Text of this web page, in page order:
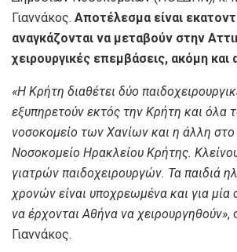
Γιαννάκος. Αποτέλεσμα είναι
αναγκάζονται να μεταβούν στην
χειρουργικές επεμβάσεις, ακόμη και
«Η Κρήτη διαθέτει δύο
εξυπηρετούν εκτός την Κρήτη και όλα
νοσοκομείο των Χανίων και η άλλη στο
Νοσοκομείο Ηρακλείου Κρήτης.
γιατρών παιδοχειρουργών. Τα παιδιά
χρονών είναι υποχρεωμένα και για μία
να έρχονται Αθήνα να χειρουργηθούν»,
Γιαννάκος.